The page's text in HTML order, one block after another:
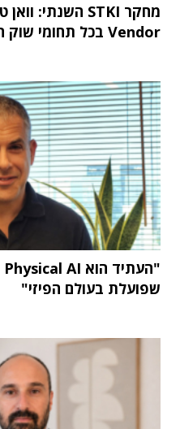
Vendor בכל תחומי שוק ה-IT
שפועלת בעולם הפיזי"